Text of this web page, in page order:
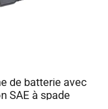
de batterie avec
SAE à spade